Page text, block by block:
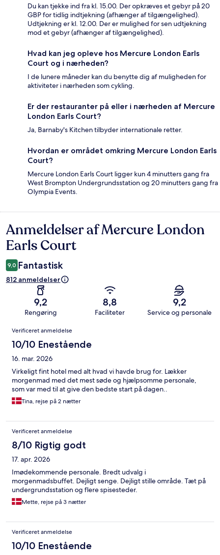
Du kan tjekke ind fra kl. 15.00. Der opkræves et gebyr på 20
GBP for tidlig indtjekning (afhænger af tilgængelighed).
Udtjekning er kl. 12.00. Der er mulighed for sen udtjekning
mod et gebyr (afhænger af tilgængelighed).
Hvad kan jeg opleve hos Mercure London Earls
Court og i nærheden?
I de lunere måneder kan du benytte dig af muligheden for
aktiviteter i nærheden som cykling.
Er der restauranter på eller i nærheden af Mercure
London Earls Court?
Ja, Barnaby's Kitchen tilbyder internationale retter.
Hvordan er området omkring Mercure London Earls
Court?
Mercure London Earls Court ligger kun 4 minutters gang fra
West Brompton Undergrundsstation og 20 minutters gang fra
Olympia Events.
Anmeldelser
Anmeldelser af Mercure London
Earls Court
9,0 Fantastisk
812 anmeldelser
9,2
Rengøring
8,8
Faciliteter
9,2
Service og personale
Anmeldelser
Verificeret anmeldelse
10/10 Enestående
16. mar. 2026
Virkeligt fint hotel med alt hvad vi havde brug for. Lækker
morgenmad med det mest søde og hjælpsomme personale,
som var med til at give den bedste start på dagen..
Tina, rejse på 2 nætter
Verificeret anmeldelse
8/10 Rigtig godt
17. apr. 2026
Imødekommende personale. Bredt udvalg i
morgenmadsbuffet. Dejligt senge. Dejligt stille område. Tæt på
undergrundsstation og flere spisesteder.
Mette, rejse på 3 nætter
Verificeret anmeldelse
10/10 Enestående